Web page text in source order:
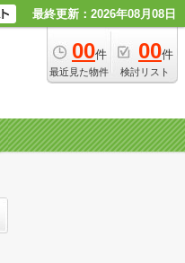
最終更新：2026年08月08日
00件
最近見た物件
00件
検討リスト